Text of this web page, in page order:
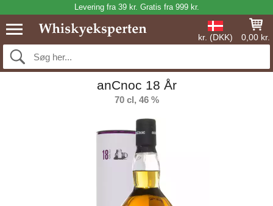
Levering fra 39 kr. Gratis fra 999 kr.
kr. (DKK) 0,00 kr.
anCnoc 18 År
70 cl, 46 %